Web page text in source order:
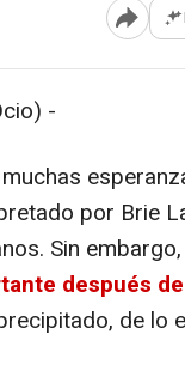
Abrir
-
por Brie
Sin
después
de lo